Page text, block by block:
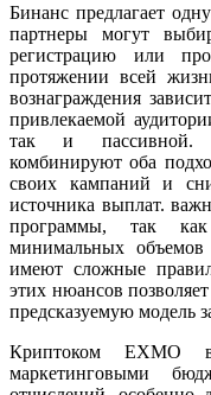
Бинанс предлагает
партнеры могут
регистрацию или
протяжении всей
вознаграждения
привлекаемой
так и пассивной.
комбинируют оба
своих кампаний и
источника выплат.
программы, так
минимальных
имеют сложные
этих нюансов
предсказуемую модель
Криптоком EXMO
маркетинговыми